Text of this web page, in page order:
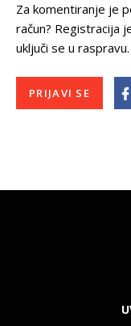
Za komentiranje je
račun? Registracija
uključi se u raspravu.
PRIJAVI SE